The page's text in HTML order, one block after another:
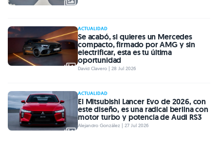
ACTUALIDAD
Se acabó, si quieres un Mercedes
compacto, firmado por AMG y sin
electrificar, esta es tu última
oportunidad
David Clavero | 28 Jul 2026
ACTUALIDAD
El Mitsubishi Lancer Evo de 2026, con
este diseño, es una radical berlina con
motor turbo y potencia de Audi RS3
Alejandro González | 27 Jul 2026